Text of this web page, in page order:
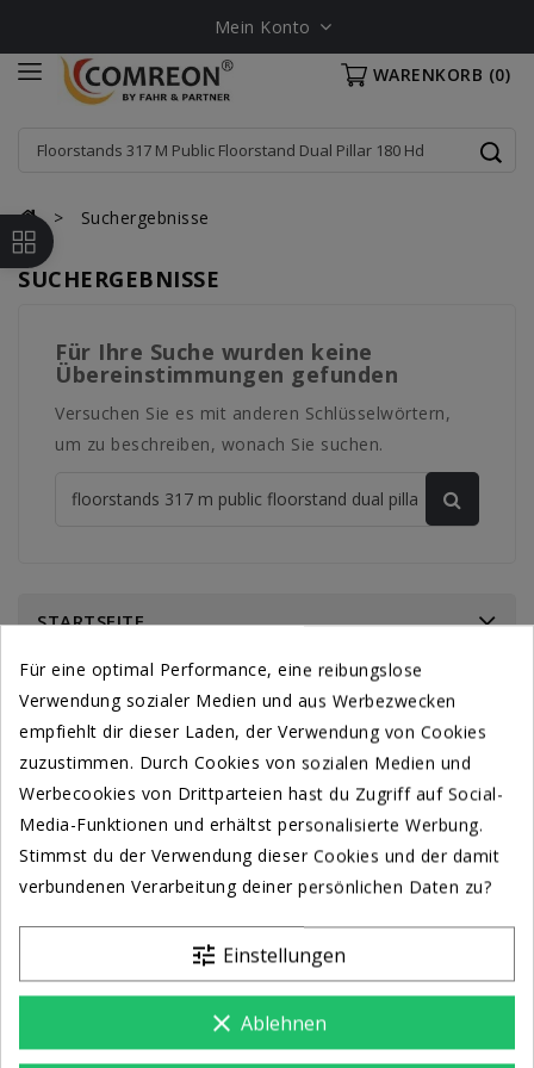
Mein Konto
WARENKORB (0)
Suchergebnisse
SUCHERGEBNISSE
Für Ihre Suche wurden keine
Übereinstimmungen gefunden
Versuchen Sie es mit anderen Schlüsselwörtern,
um zu beschreiben, wonach Sie suchen.
STARTSEITE
Für eine optimal Performance, eine reibungslose
Verwendung sozialer Medien und aus Werbezwecken
empfiehlt dir dieser Laden, der Verwendung von Cookies
zuzustimmen. Durch Cookies von sozialen Medien und
Werbecookies von Drittparteien hast du Zugriff auf Social-
Media-Funktionen und erhältst personalisierte Werbung.
Stimmst du der Verwendung dieser Cookies und der damit
verbundenen Verarbeitung deiner persönlichen Daten zu?
tune Einstellungen
clear Ablehnen